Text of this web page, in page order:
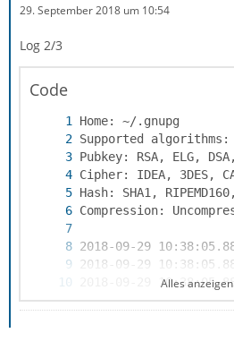
29. September 2018 um 10:54
Log 2/3
Code
Alles anzeigen